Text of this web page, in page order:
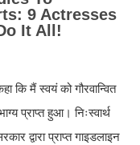
कि मैं स्वयं को गौरवान्वित
प्राप्त हुआ। निःस्वार्थ
द्वारा प्राप्त गाइडलाइन